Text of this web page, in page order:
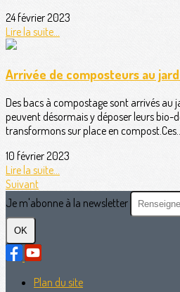
24 février 2023
Lire la suite...
Arrivée de composteurs au
Des bacs à compostage sont arrivés au
peuvent désormais y déposer leurs bio-
transformons sur place en compost.Ces...
10 février 2023
Lire la suite...
Suivant
Je m'abonne à la newsletter
OK
Plan du site